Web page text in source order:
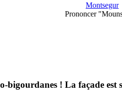
Montsegur
Prononcer
bigourdanes ! La façade